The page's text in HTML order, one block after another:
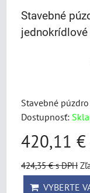
Stavebné
Stavebné
Dostupnosť:
420,11 €
424,35 €s DPH
VYBERTE